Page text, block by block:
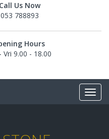
Call Us Now
053 788893
Hours
Vri 9.00 - 18.00